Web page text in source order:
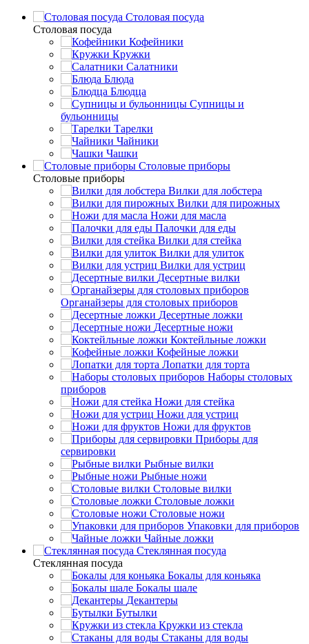
Столовая посуда
Столовая посуда
Кофейники
Кружки
Салатники
Блюда
Блюдца
Супницы и
бульонницы
Тарелки
Чайники
Чашки
Cтоловые приборы
Cтоловые приборы
Вилки для лобстера
Вилки для пирожных
Ножи для масла
Палочки для еды
Вилки для стейка
Вилки для улиток
Вилки для устриц
Десертные вилки
Органайзеры для столовых приборов
Десертные ложки
Десертные ножи
Коктейльные ложки
Кофейные ложки
Лопатки для торта
Наборы столовых
приборов
Ножи для стейка
Ножи для устриц
Ножи для фруктов
Приборы для
сервировки
Рыбные вилки
Рыбные ножи
Столовые вилки
Столовые ложки
Столовые ножи
Упаковки для приборов
Чайные ложки
Стеклянная посуда
Стеклянная посуда
Бокалы для коньяка
Бокалы шале
Декантеры
Бутылки
Кружки из стекла
Стаканы для воды